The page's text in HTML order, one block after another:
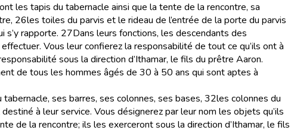
les tapis du tabernacle ainsi que la tente de la rencontre, sa
26les toiles du parvis et le rideau de l’entrée de la porte du parvis
s’y rapporte. 27Dans leurs fonctions, les descendants des
Vous leur confierez la responsabilité de tout ce qu’ils ont à
sous la direction d’Ithamar, le fils du prêtre Aaron.
de tous les hommes âgés de 30 à 50 ans qui sont aptes à
ses barres, ses colonnes, ses bases, 32les colonnes du
à leur service. Vous désignerez par leur nom les objets qu’ils
de la rencontre; ils les exerceront sous la direction d’Ithamar, le fils